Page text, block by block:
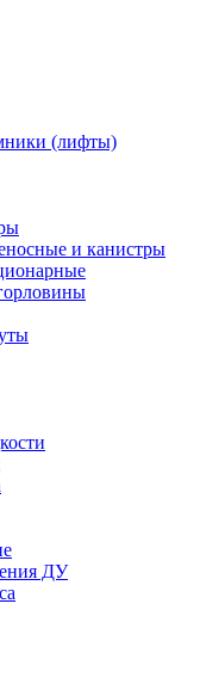
(лифты)
и канистры
ДУ